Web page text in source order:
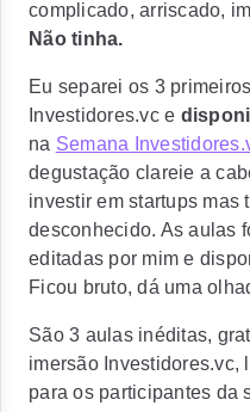
complicado, arriscado,
Não tinha.
Eu separei os 3
Investidores.vc e
na Semana
degustação clareie a
investir em startups mas
desconhecido. As aulas
editadas por mim e
Ficou bruto, dá uma
São 3 aulas inéditas,
imersão Investidores.vc,
para os participantes da